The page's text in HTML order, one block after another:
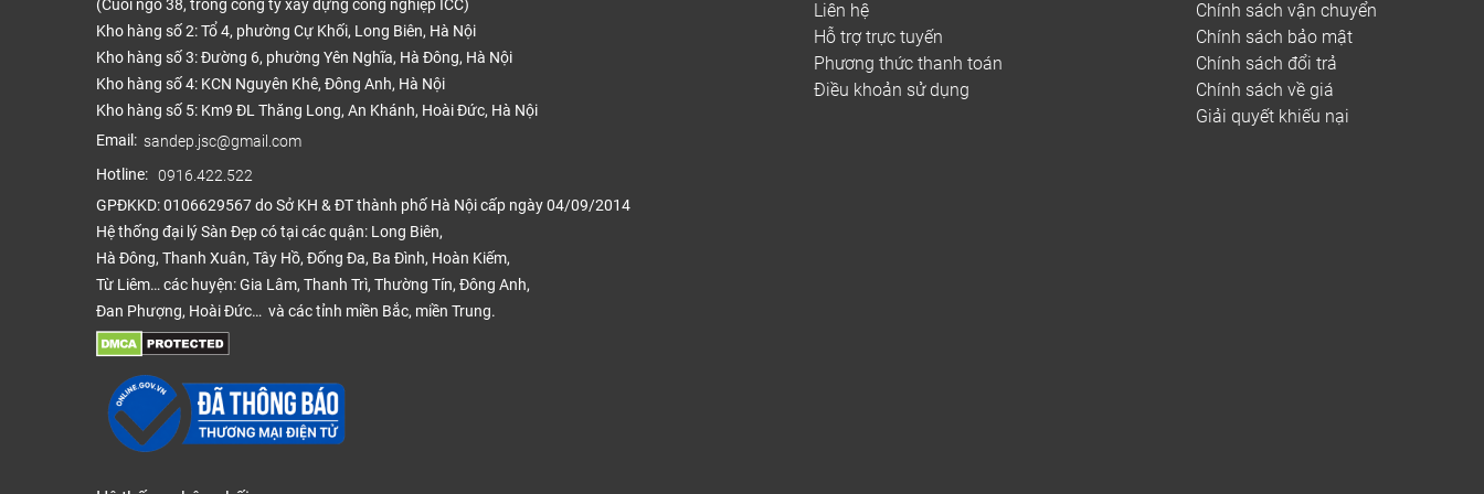
(Cuối ngõ 38, trong công ty xây dựng công nghiệp ICC)
Kho hàng số 2: Tổ 4, phường Cự Khối, Long Biên, Hà Nội
Kho hàng số 3: Đường 6, phường Yên Nghĩa, Hà Đông, Hà Nội
Kho hàng số 4: KCN Nguyên Khê, Đông Anh, Hà Nội
Kho hàng số 5: Km9 ĐL Thăng Long, An Khánh, Hoài Đức, Hà Nội
Email: sandep.jsc@gmail.com
Hotline: 0916.422.522
GPĐKKD: 0106629567 do Sở KH & ĐT thành phố Hà Nội cấp ngày 04/09/2014
Hệ thống đại lý Sàn Đẹp có tại các quận: Long Biên,
Hà Đông, Thanh Xuân, Tây Hồ, Đống Đa, Ba Đình, Hoàn Kiếm,
Từ Liêm… các huyện: Gia Lâm, Thanh Trì, Thường Tín, Đông Anh,
Đan Phượng, Hoài Đức… và các tỉnh miền Bắc, miền Trung.
Liên hệ
Hỗ trợ trực tuyến
Phương thức thanh toán
Điều khoản sử dụng
Chính sách vận chuyển
Chính sách bảo mật
Chính sách đổi trả
Chính sách về giá
Giải quyết khiếu nại